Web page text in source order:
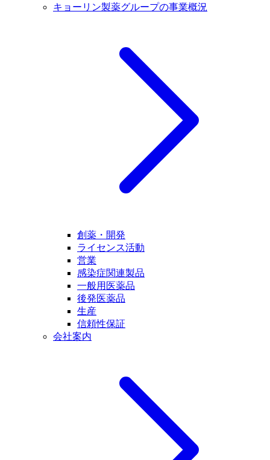
キョーリン製薬グループの事業概況
創薬・開発
ライセンス活動
営業
感染症関連製品
一般用医薬品
後発医薬品
生産
信頼性保証
会社案内